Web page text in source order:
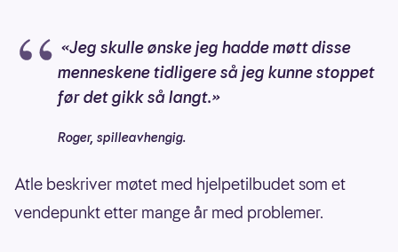
«Jeg skulle ønske jeg hadde møtt disse
menneskene tidligere så jeg kunne stoppet
før det gikk så langt.»
Roger, spilleavhengig.
Atle beskriver møtet med hjelpetilbudet som et
vendepunkt etter mange år med problemer.